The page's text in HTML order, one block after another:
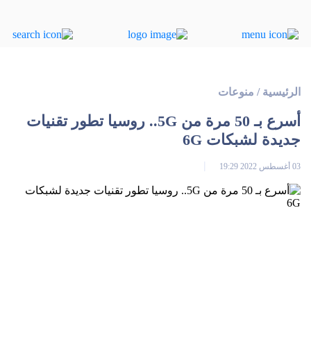
الرئيسية / منوعات
أسرع بـ 50 مرة من 5G.. روسيا تطور تقنيات
جديدة لشبكات 6G
03 أغسطس 2022 19:29